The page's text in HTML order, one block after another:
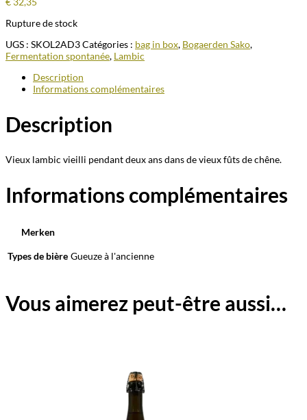
Rupture de stock
UGS : SKOL2AD3Catégories : bag in box, Bogaerden Sako,
Fermentation spontanée, Lambic
Description
Informations complémentaires
Description
Vieux lambic vieilli pendant deux ans dans de vieux fûts de chêne.
Informations complémentaires
Merken
Types de bière Gueuze à l'ancienne
Vous aimerez peut-être aussi…